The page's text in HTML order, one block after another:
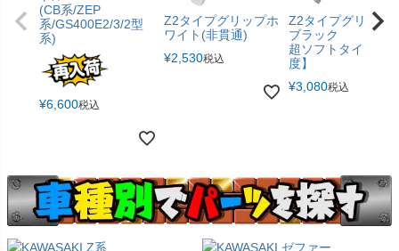
(CB系/ZEP
系/GS400E2/3/2型
系)
¥6,600税込
Z2タイプグリップホ
ワイト(非貫通)
¥2,530税込
Z2タイプグリップ
ブラック
超ソフトタイプ【
度】
¥3,080税込